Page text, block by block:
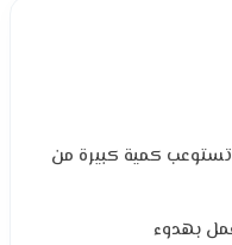
وتستوعب كمية كبيرة من
بهدوء